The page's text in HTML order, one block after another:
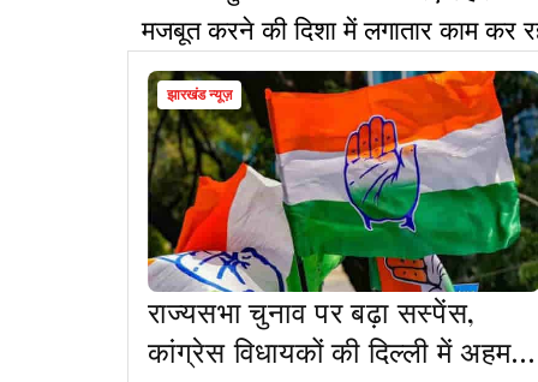
मजबूत करने की दिशा में लगातार काम कर
झारखंड न्यूज़
राज्यसभा चुनाव पर बढ़ा सस्पेंस,
कांग्रेस विधायकों की दिल्ली में अहम